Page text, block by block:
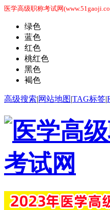
医学高级职称考试网
绿色
蓝色
红色
桃红色
黑色
褐色
高级搜索|网站地图|TAG标签|